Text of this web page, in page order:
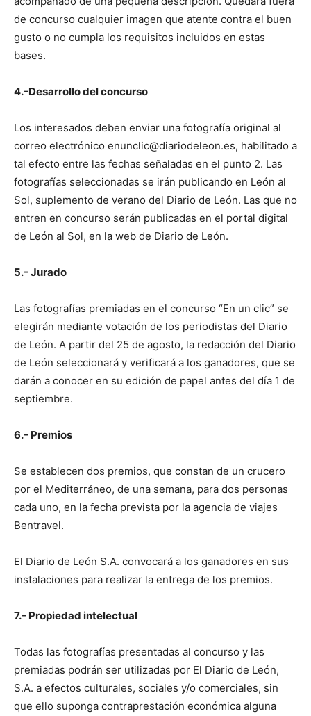
de concurso cualquier imagen que atente contra el buen
gusto o no cumpla los requisitos incluidos en estas
bases.
4.-Desarrollo del concurso
Los interesados deben enviar una fotografía original al
correo electrónico enunclic@diariodeleon.es, habilitado a
tal efecto entre las fechas señaladas en el punto 2. Las
fotografías seleccionadas se irán publicando en León al
Sol, suplemento de verano del Diario de León. Las que no
entren en concurso serán publicadas en el portal digital
de León al Sol, en la web de Diario de León.
5.- Jurado
Las fotografías premiadas en el concurso “En un clic” se
elegirán mediante votación de los periodistas del Diario
de León. A partir del 25 de agosto, la redacción del Diario
de León seleccionará y verificará a los ganadores, que se
darán a conocer en su edición de papel antes del día 1 de
septiembre.
6.- Premios
Se establecen dos premios, que constan de un crucero
por el Mediterráneo, de una semana, para dos personas
cada uno, en la fecha prevista por la agencia de viajes
Bentravel.
El Diario de León S.A. convocará a los ganadores en sus
instalaciones para realizar la entrega de los premios.
7.- Propiedad intelectual
Todas las fotografías presentadas al concurso y las
premiadas podrán ser utilizadas por El Diario de León,
S.A. a efectos culturales, sociales y/o comerciales, sin
que ello suponga contraprestación económica alguna